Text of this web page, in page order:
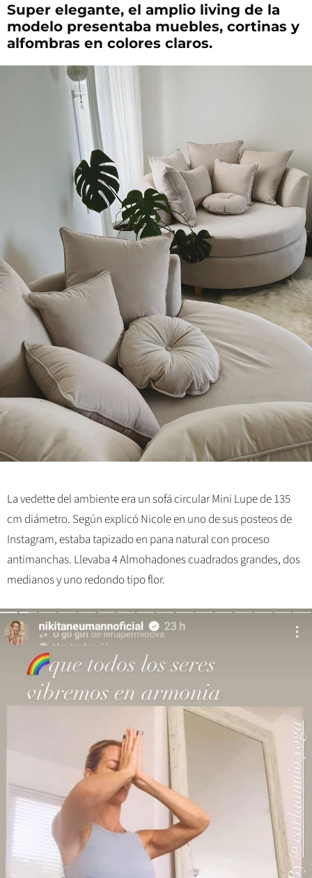
Super elegante, el amplio living de la
modelo presentaba muebles, cortinas y
alfombras en colores claros.
La vedette del ambiente era un sofá circular Mini Lupe de 135
cm diámetro. Según explicó Nicole en uno de sus posteos de
Instagram, estaba tapizado en pana natural con proceso
antimanchas. Llevaba 4 Almohadones cuadrados grandes, dos
medianos y uno redondo tipo flor.